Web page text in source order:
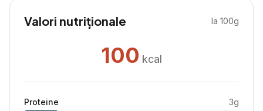
Valori nutriționale la 100g
100 kcal
Proteine 3g